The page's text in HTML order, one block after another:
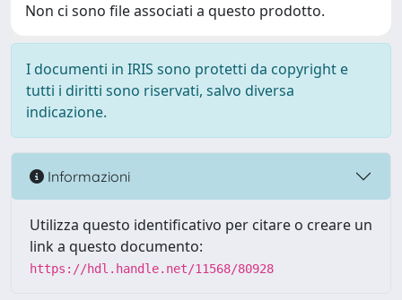
Non ci sono file associati a questo prodotto.
I documenti in IRIS sono protetti da copyright e
tutti i diritti sono riservati, salvo diversa
indicazione.
Informazioni
Utilizza questo identificativo per citare o creare un
link a questo documento:
https://hdl.handle.net/11568/80928